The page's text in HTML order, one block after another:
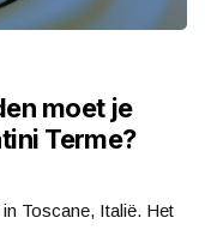
moet je
Terme?
Toscane, Italië. Het